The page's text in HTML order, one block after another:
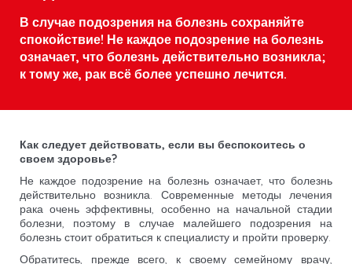
В случае подозрения на болезнь сохраняйте
спокойствие! Не каждое подозрение на болезнь
означает, что болезнь действительно возникла;
к тому же, рак всё более успешно лечится.
Как следует действовать, если вы беспокоитесь о
своем здоровье?
Не каждое подозрение на болезнь означает, что болезнь
действительно возникла. Современные методы лечения
рака очень эффективны, особенно на начальной стадии
болезни, поэтому в случае малейшего подозрения на
болезнь стоит обратиться к специалисту и пройти проверку.
Обратитесь, прежде всего, к своему семейному врачу,